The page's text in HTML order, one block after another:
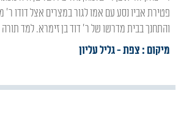
פטירת אביו נסע עם אמו לגור במצרים אצל דודו ר'
והתחנך בבית מדרשו של ר' דוד בן זימרא. למד
מיקום : צפת- גליל עליון